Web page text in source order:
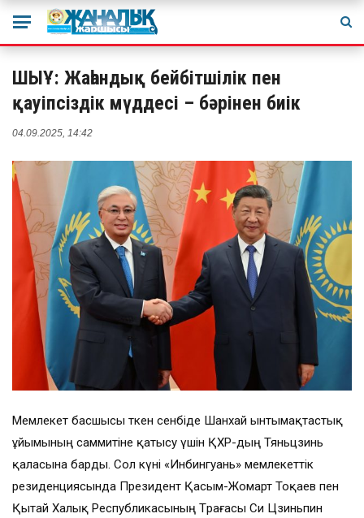
ШЫҰ: Жаһандық бейбітшілік пен
қауіпсіздік мүддесі – бәрінен биік
04.09.2025, 14:42
Мемлекет басшысы өткен сенбіде Шанхай ынтымақтастық
ұйымының саммитіне қатысу үшін ҚХР-дың Тяньцзинь
қаласына барды. Сол күні «Инбингуань» мемлекеттік
резиденциясында Президент Қасым-Жомарт Тоқаев пен
Қытай Халық Республикасының Төрағасы Си Цзиньпин